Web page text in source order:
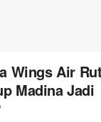
Wings Air
Madina Jadi